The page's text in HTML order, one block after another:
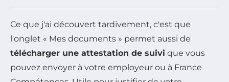
Ce que j'ai découvert tardivement, c'est que
l'onglet « Mes documents » permet aussi de
télécharger une attestation de suivi que vous
pouvez envoyer à votre employeur ou à France